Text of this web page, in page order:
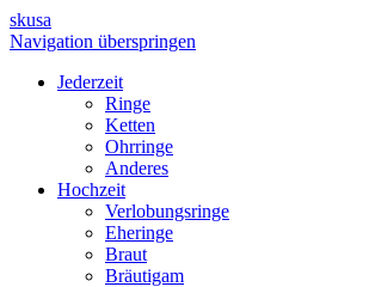
skusa
Navigation überspringen
Jederzeit
Ringe
Ketten
Ohrringe
Anderes
Hochzeit
Verlobungsringe
Eheringe
Braut
Bräutigam